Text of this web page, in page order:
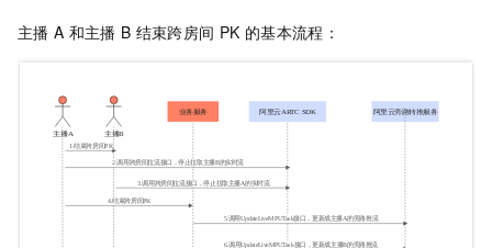
主播 A 和主播 B 结束跨房间 PK 的基本流程：